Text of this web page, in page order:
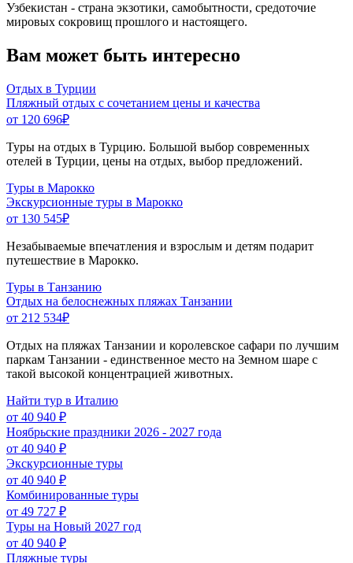
Узбекистан - страна экзотики, самобытности, средоточие
мировых сокровищ прошлого и настоящего.
Вам может быть интересно
Отдых в Турции
Пляжный отдых с сочетанием цены и качества
от 120 696₽
Туры на отдых в Турцию. Большой выбор современных
отелей в Турции, цены на отдых, выбор предложений.
Туры в Марокко
Экскурсионные туры в Марокко
от 130 545₽
Незабываемые впечатления и взрослым и детям подарит
путешествие в Марокко.
Туры в Танзанию
Отдых на белоснежных пляжах Танзании
от 212 534₽
Отдых на пляжах Танзании и королевское сафари по лучшим
паркам Танзании - единственное место на Земном шаре с
такой высокой концентрацией животных.
Найти тур в Италию
от 40 940 ₽
Ноябрьские праздники 2026 - 2027 года
от 40 940 ₽
Экскурсионные туры
от 40 940 ₽
Комбинированные туры
от 49 727 ₽
Туры на Новый 2027 год
от 40 940 ₽
Пляжные туры